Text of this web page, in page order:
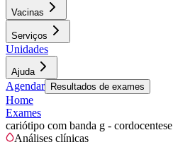
Vacinas
Serviços
Unidades
Ajuda
Agendar Resultados de exames
Home
Exames
cariótipo com banda g - cordocentese
Análises clínicas